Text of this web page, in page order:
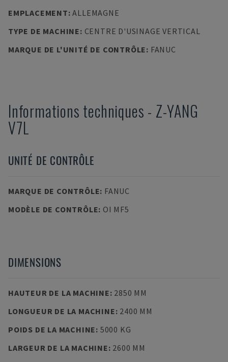
EMPLACEMENT:ALLEMAGNE
TYPE DE MACHINE: CENTRE D'USINAGE VERTICAL
MARQUE DE L'UNITÉ DE CONTRÔLE: FANUC
Informations techniques - Z-YANG
V7L
UNITÉ DE CONTRÔLE
MARQUE DE CONTRÔLE: FANUC
MODÈLE DE CONTRÔLE: OI MF5
DIMENSIONS
HAUTEUR DE LA MACHINE: 2850 MM
LONGUEUR DE LA MACHINE: 2400 MM
POIDS DE LA MACHINE: 5000 KG
LARGEUR DE LA MACHINE: 2600 MM